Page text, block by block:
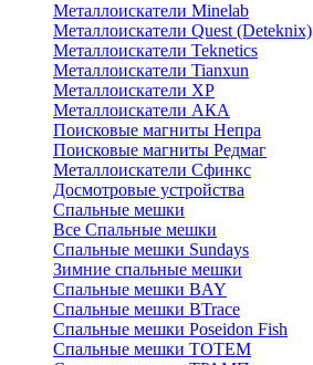
Металлоискатели Minelab
Металлоискатели Quest (Deteknix)
Металлоискатели Teknetics
Металлоискатели Tianxun
Металлоискатели XP
Металлоискатели АКА
Поисковые магниты Непра
Поисковые магниты Редмаг
Металлоискатели Сфинкс
Досмотровые устройства
Спальные мешки
Все Спальные мешки
Спальные мешки Sundays
Зимние спальные мешки
Спальные мешки BAY
Спальные мешки BTrace
Спальные мешки Poseidon Fish
Спальные мешки ТОТЕМ